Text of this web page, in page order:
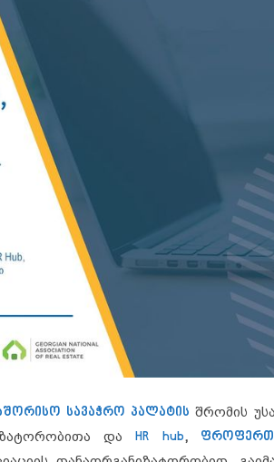
სავაჭრო პალატის შრომის
დაHR hub,